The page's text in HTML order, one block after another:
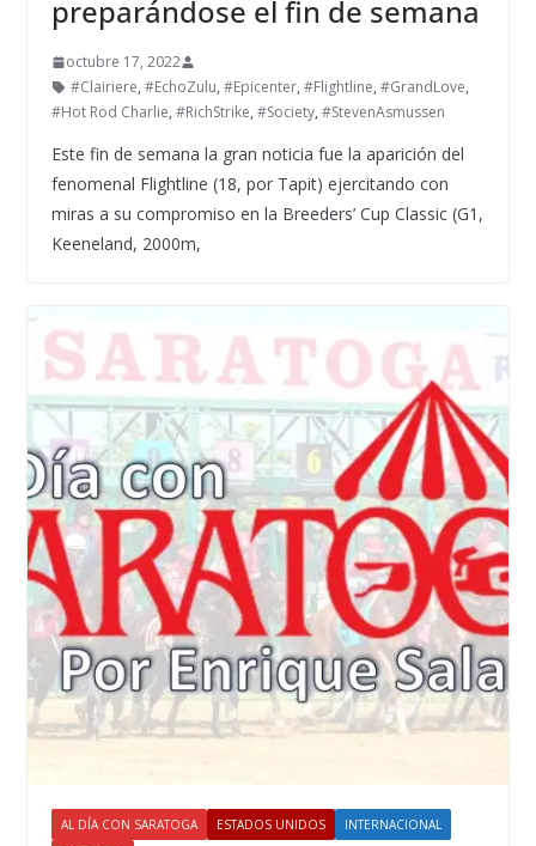
preparándose el fin de semana
octubre 17, 2022
#Clairiere, #EchoZulu, #Epicenter, #Flightline, #GrandLove,
#Hot Rod Charlie, #RichStrike, #Society, #StevenAsmussen
Este fin de semana la gran noticia fue la aparición del
fenomenal Flightline (18, por Tapit) ejercitando con
miras a su compromiso en la Breeders’ Cup Classic (G1,
Keeneland, 2000m,
AL DÍA CON SARATOGA ESTADOS UNIDOS
INTERNACIONAL